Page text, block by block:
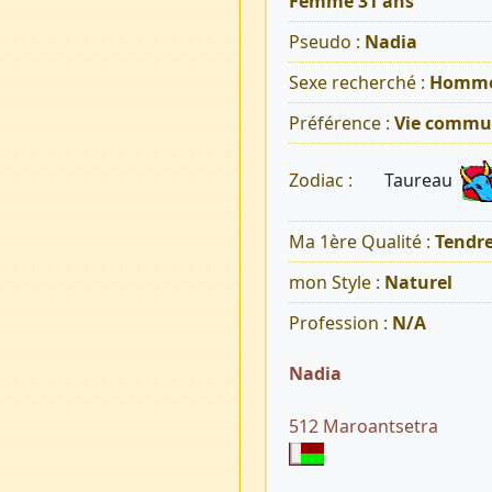
Pseudo : Nadia
Sexe recherché :
Préférence : Vie
Zodiac : Taureau
Ma 1ère Qualité :
mon Style : Naturel
Profession : N/A
Nadia
512 Maroantsetra